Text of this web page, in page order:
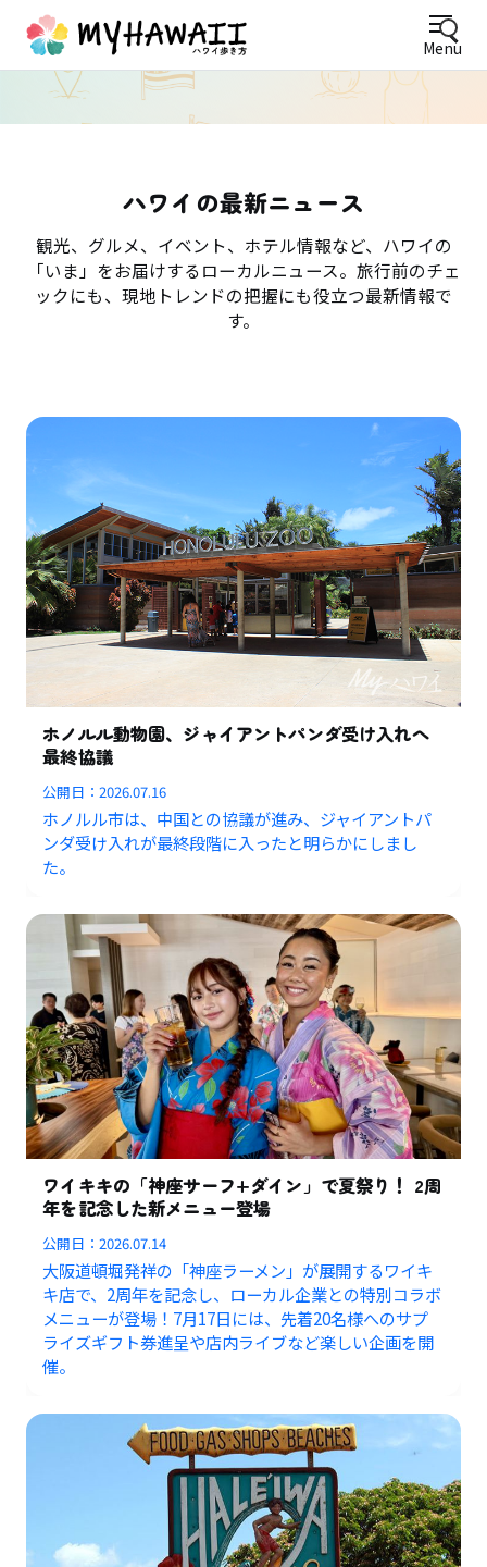
Menu
ハワイの最新ニュース
観光、グルメ、イベント、ホテル情報など、ハワイの
「いま」をお届けするローカルニュース。旅行前のチェ
ックにも、現地トレンドの把握にも役立つ最新情報で
す。
ホノルル動物園、ジャイアントパンダ受け入れへ
最終協議
公開日：2026.07.16
ホノルル市は、中国との協議が進み、ジャイアントパ
ンダ受け入れが最終段階に入ったと明らかにしまし
た。
ワイキキの「神座サーフ+ダイン」で夏祭り！ 2周
年を記念した新メニュー登場
公開日：2026.07.14
大阪道頓堀発祥の「神座ラーメン」が展開するワイキ
キ店で、2周年を記念し、ローカル企業との特別コラボ
メニューが登場！7月17日には、先着20名様へのサプ
ライズギフト券進呈や店内ライブなど楽しい企画を開
催。